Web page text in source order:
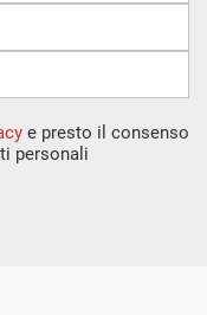
e presto il consenso
personali